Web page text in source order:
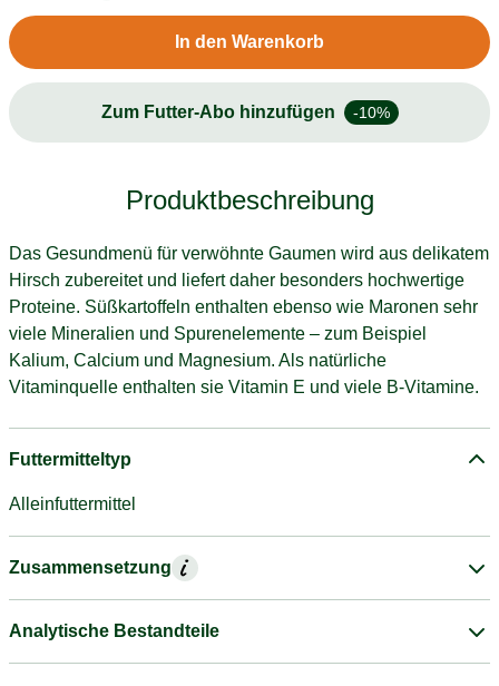
In den Warenkorb
Zum Futter-Abo hinzufügen -10%
Produktbeschreibung
Das Gesundmenü für verwöhnte Gaumen wird aus delikatem
Hirsch zubereitet und liefert daher besonders hochwertige
Proteine. Süßkartoffeln enthalten ebenso wie Maronen sehr
viele Mineralien und Spurenelemente – zum Beispiel
Kalium, Calcium und Magnesium. Als natürliche
Vitaminquelle enthalten sie Vitamin E und viele B-Vitamine.
Futtermitteltyp
Alleinfuttermittel
Zusammensetzung
Analytische Bestandteile